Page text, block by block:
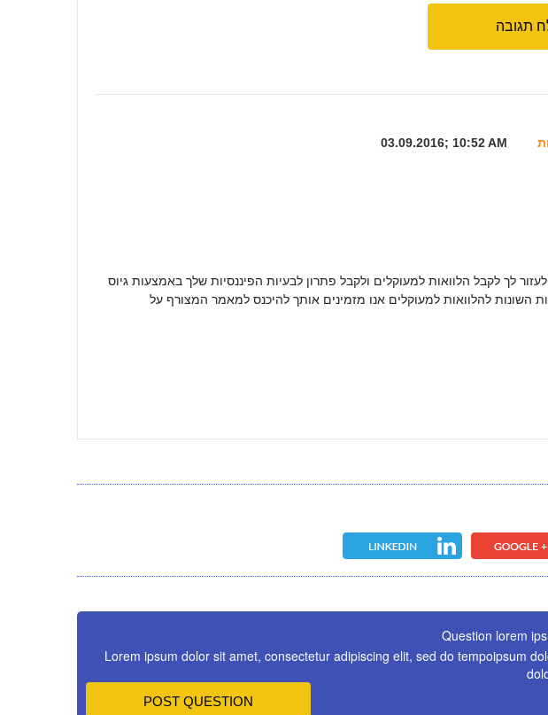
תגובה
03.09.2016; 10:52 AM
לך לקבל הלוואות למעוקלים ולקבל פתרון לבעיות הפיננסיות שלך באמצעות גיוס
להלוואות למעוקלים אנו מזמינים אותך להיכנס למאמר המצורף על
Question lorem
Lorem ipsum dolor sit amet, consectetur adipiscing elit, sed do tempoipsum
POST QUESTION